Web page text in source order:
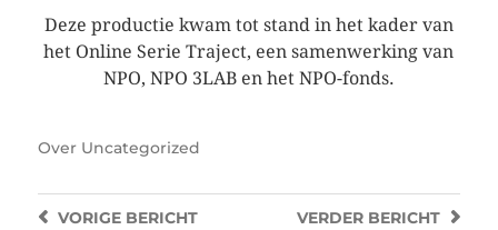
Deze productie kwam tot stand in het kader van
het Online Serie Traject, een samenwerking van
NPO, NPO 3LAB en het NPO-fonds.
Over Uncategorized
VERDER BERICHT
VORIGEBERICHT